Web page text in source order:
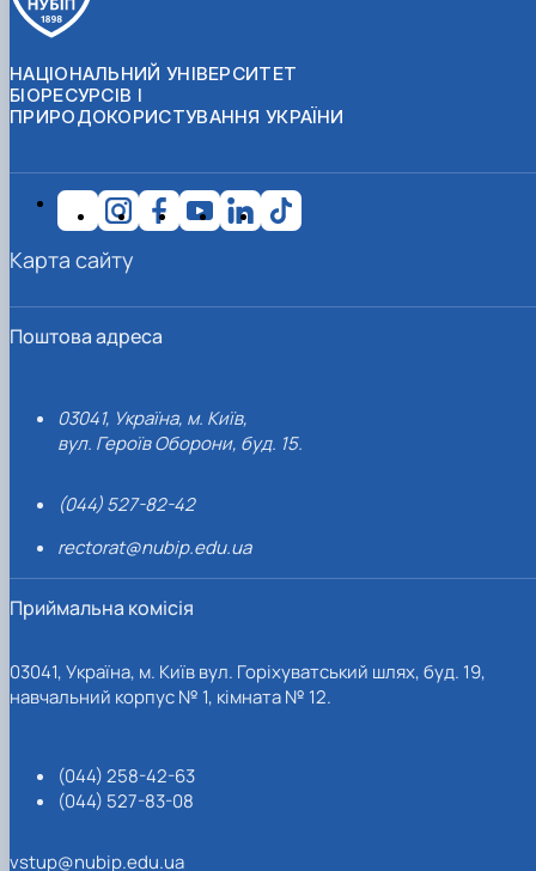
НАЦІОНАЛЬНИЙ УНІВЕРСИТЕТ
БІОРЕСУРСІВ І
ПРИРОДОКОРИСТУВАННЯ УКРАЇНИ
Поштова адреса
03041, Україна, м. Київ,
вул. Героїв Оборони, буд. 15.
(044) 527-82-42
rectorat@nubip.edu.ua
Приймальна комісія
03041, Україна, м. Київ вул. Горіхуватський шлях, буд. 19,
навчальний корпус № 1, кімната № 12.
(044) 258-42-63
(044) 527-83-08
vstup@nubip.edu.ua
Карта сайту